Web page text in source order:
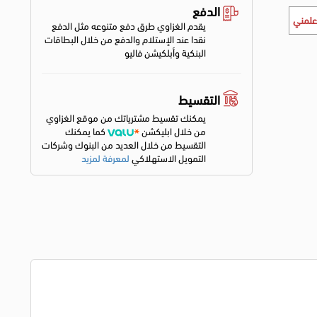
الدفع
يقدم الغزاوي طرق دفع متنوعه مثل الدفع
نقدا عند الإستلام والدفع من خلال البطاقات
البنكية وأبلكيشن فاليو
التقسيط
يمكنك تقسيط مشترياتك من موقع الغزاوي
من خلال ابليكشن
كما يمكنك
التقسيط من خلال العديد من البنوك وشركات
التمويل الاستهلاكيلمعرفة لمزيد